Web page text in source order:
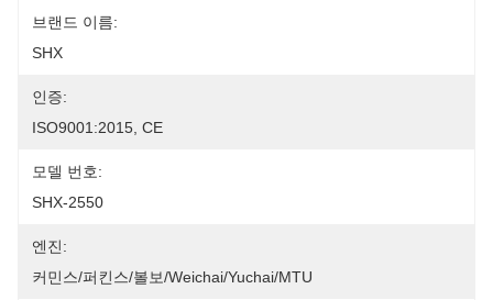
브랜드 이름:
SHX
인증:
ISO9001:2015, CE
모델 번호:
SHX-2550
엔진:
커민스/퍼킨스/볼보/Weichai/Yuchai/MTU